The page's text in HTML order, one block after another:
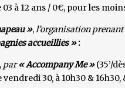
03 à 12 ans / 0€, pour les
»,l’organisation
accueillies »:
, par« Accompany Me » (35’/
30, à 10h30 & 16h30,